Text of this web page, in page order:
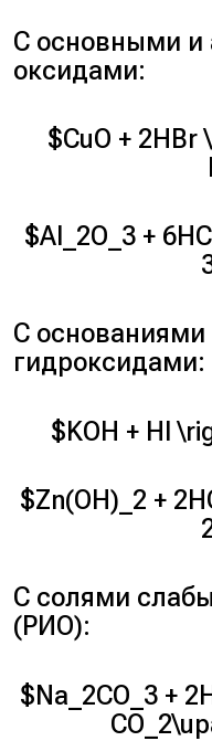
С основными
оксидами:
$CuO + 2HBr
$Al_2O_3 +
С
гидроксидами:
$KOH + HI
$Zn(OH)_2 +
С солями
(РИО):
$Na_2CO_3 +